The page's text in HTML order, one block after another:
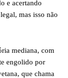
e acertando
mas isso não
mediana, com
engolido por
que chama